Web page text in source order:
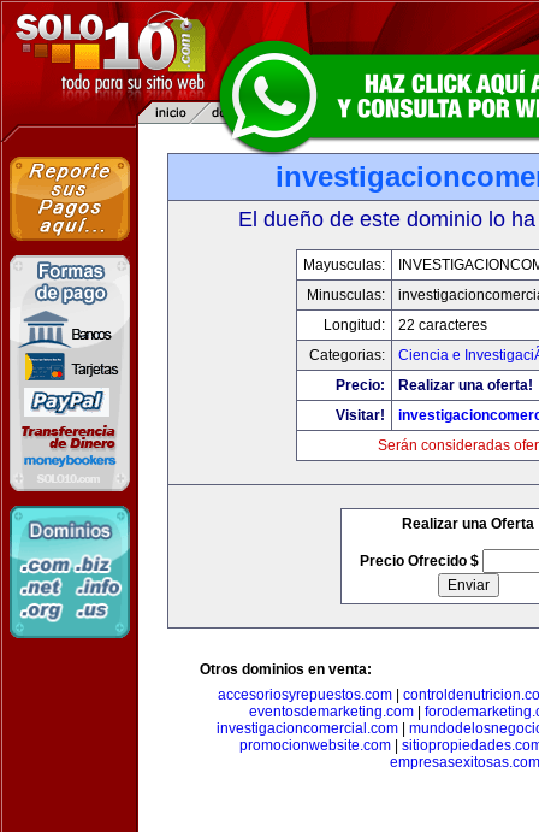
El dueño de este dominio lo
Mayusculas:
Minusculas:
Longitud:
22 caracteres
Categorias:
Ciencia e
Precio:
Realizar una oferta!
Visitar!
Serán consideradas
Realizar una Oferta
Precio Ofrecido $
Otros dominios en venta:
accesoriosyrepuestos.com
eventosdemarketing.com|
investigacioncomercial.com
promocionwebsite.com
empresasexitosas.com